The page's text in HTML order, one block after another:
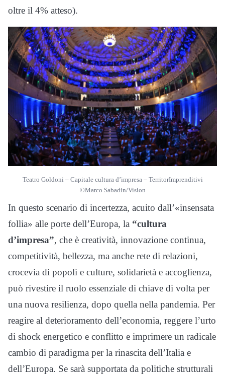
oltre il 4% atteso).
Teatro Goldoni – Capitale cultura d’impresa – TerritorImprenditivi
©Marco Sabadin/Vision
In questo scenario di incertezza, acuito dall’«insensata
follia» alle porte dell’Europa, la “cultura
d’impresa”, che è creatività, innovazione continua,
competitività, bellezza, ma anche rete di relazioni,
crocevia di popoli e culture, solidarietà e accoglienza,
può rivestire il ruolo essenziale di chiave di volta per
una nuova resilienza, dopo quella nella pandemia. Per
reagire al deterioramento dell’economia, reggere l’urto
di shock energetico e conflitto e imprimere un radicale
cambio di paradigma per la rinascita dell’Italia e
dell’Europa. Se sarà supportata da politiche strutturali